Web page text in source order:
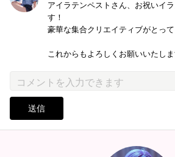
アイラテンペストさん、お祝いイ
す！
豪華な集合クリエイティブがとっ
これからもよろしくお願いいたし
送信